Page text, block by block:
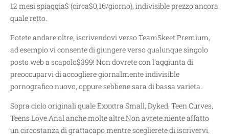
12 mesi spiaggia$ (circa$0,16/giorno), indivisible prezzo ancora
quale retto.
Potete andare oltre, iscrivendovi verso TeamSkeet Premium,
ad esempio vi consente di giungere verso qualunque singolo
posto web a scapolo$399! Non dovrete con l’aggiunta di
preoccuparvi di accogliere giornalmente indivisible
pornografico nuovo, oppure sebbene sara di bassa varieta.
Sopra ciclo originali quale Exxxtra Small, Dyked, Teen Curves,
Teens Love Anal anche molte altre.Non avrete niente affatto
un circostanza di grattacapo mentre sceglierete di iscrivervi.